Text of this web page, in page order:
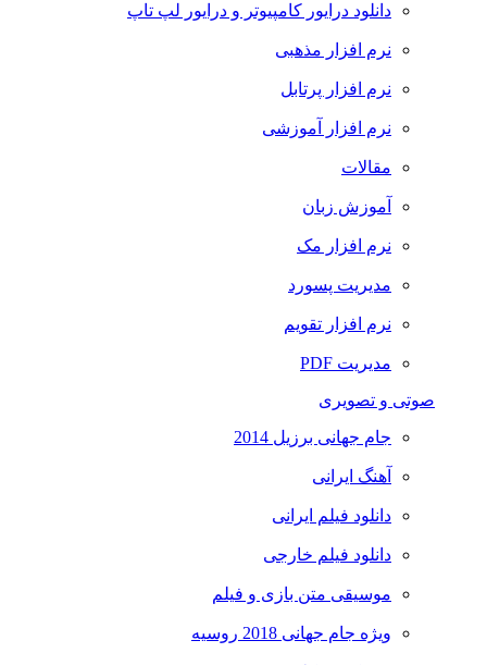
دانلود درایور کامپیوتر و درایور لپ تاپ
نرم افزار مذهبی
نرم افزار پرتابل
نرم افزار آموزشی
مقالات
آموزش زبان
نرم افزار مک
مدیریت پسورد
نرم افزار تقویم
مدیریت PDF
صوتی و تصویری
جام جهانی برزیل 2014
آهنگ ایرانی
دانلود فیلم ایرانی
دانلود فیلم خارجی
موسیقی متن بازی و فیلم
ویژه جام جهانی 2018 روسیه